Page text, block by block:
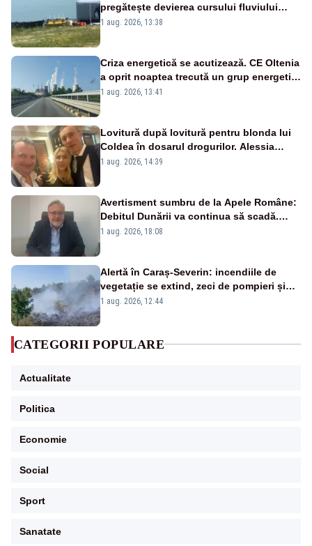
pregătește devierea cursului fluviului
către Cernavodă – VIDEO
1 aug. 2026, 13:38
Criza energetică se acutizează. CE Oltenia
a oprit noaptea trecută un grup energetic
de la Rovinari
1 aug. 2026, 13:41
Lovitură după lovitură pentru blonda lui
Coldea în dosarul drogurilor. Alessia
Păcuraru explică decizia magistraților
1 aug. 2026, 14:39
Avertisment sumbru de la Apele Române:
Debitul Dunării va continua să scadă.
Cernavodă s-ar putea închide în 4 zile
1 aug. 2026, 18:08
Alertă în Caraș-Severin: incendiile de
vegetație se extind, zeci de pompieri și
silvicultori se luptă cu flăcările - VIDEO
1 aug. 2026, 12:44
CATEGORII POPULARE
Actualitate
Politica
Economie
Social
Sport
Sanatate